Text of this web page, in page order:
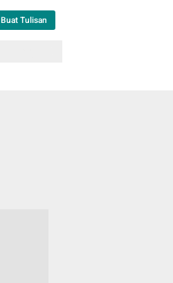
Buat Tulisan